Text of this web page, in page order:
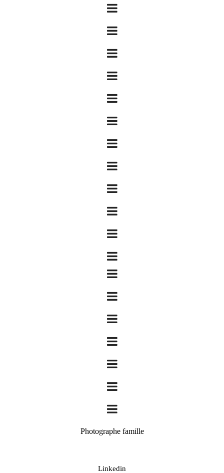
Photographe famille
Linkedin